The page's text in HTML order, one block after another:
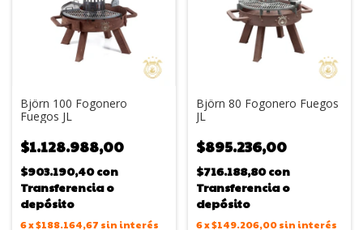
Björn 100 Fogonero
Fuegos JL
$1.128.988,00
$903.190,40con
Transferencia o
depósito
6x$188.164,67 sin interés
Björn 80 Fogonero Fuegos
JL
$895.236,00
$716.188,80con
Transferencia o
depósito
6x$149.206,00 sin interés